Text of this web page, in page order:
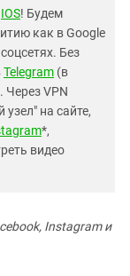
IOS! Будем
как в Google
Без
Telegram (в
Через VPN
на сайте,
*,
видео
Instagram и